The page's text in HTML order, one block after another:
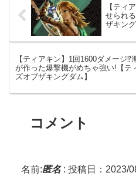
【ティ
せられ
ザキング
【ティアキン】1回1600ダメージ⁉
が作った爆撃機がめちゃ強い!【テ
ズオブザキングダム】
コメント
名前:匿名: 投稿日：2023/